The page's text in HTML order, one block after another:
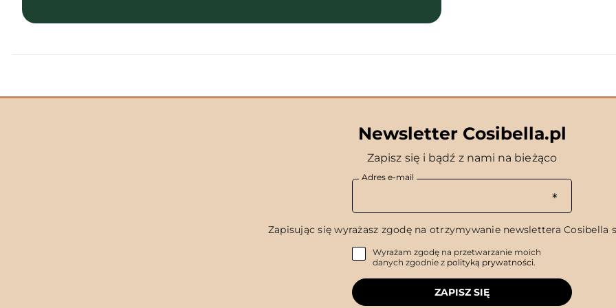
Newsletter Cosibella.pl
Zapisz się i bądź z nami na bieżąco
Adres e-mail
Zapisując się wyrażasz zgodę na otrzymywanie newslettera Cosibella
Wyrażam zgodę na przetwarzanie moich
danych zgodnie z polityką prywatności.
ZAPISZ SIĘ